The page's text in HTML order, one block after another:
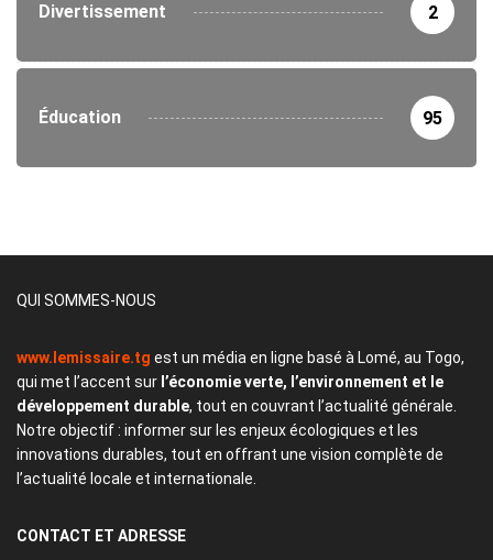
Divertissement 2
Éducation 95
QUI SOMMES-NOUS
www.lemissaire.tg est un média en ligne basé à Lomé, au Togo,
qui met l’accent sur l’économie verte, l’environnement et le
développement durable, tout en couvrant l’actualité générale.
Notre objectif : informer sur les enjeux écologiques et les
innovations durables, tout en offrant une vision complète de
l’actualité locale et internationale.
CONTACT ET ADRESSE